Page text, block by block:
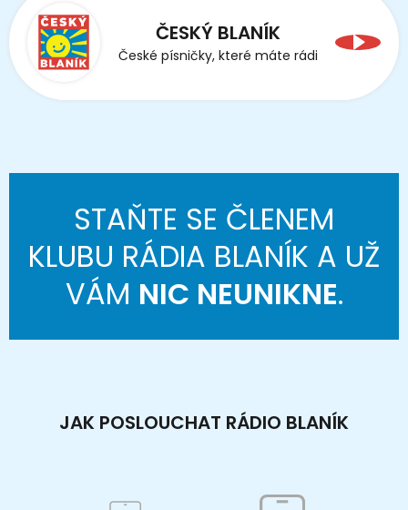
ČESKÝ BLANÍK
České písničky, které máte rádi
STAŇTE SE ČLENEM
KLUBU RÁDIA BLANÍK A UŽ
VÁM NIC NEUNIKNE.
JAK POSLOUCHAT RÁDIO BLANÍK